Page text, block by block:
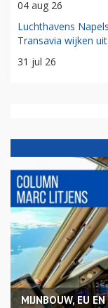
04 aug 26
Luchthavens
Transavia wijken uit
31 jul 26
MIJNBOUW, EU